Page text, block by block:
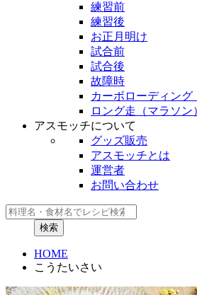
練習前
練習後
お正月明け
試合前
試合後
故障時
カーボローディング
ロング走（マラソン
アスモッチについて
グッズ販売
アスモッチとは
運営者
お問い合わせ
HOME
こうたいさい